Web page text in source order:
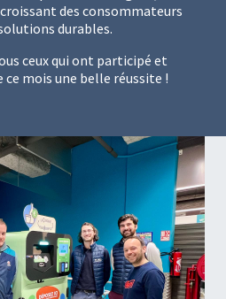
des consommateurs
durables.
ceux qui ont participé et
mois une belle réussite !